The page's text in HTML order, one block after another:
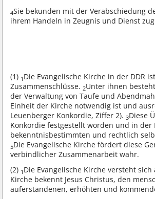
4Sie bekunden mit der Verabschiedung
ihrem Handeln in Zeugnis und Dienst
(1) 1 Die Evangelische Kirche in der DDR
Zusammenschlüsse. 2Unter ihnen
der Verwaltung von Taufe und
Einheit der Kirche notwendig ist und
Leuenberger Konkordie, Ziffer 2).3Diese
Konkordie festgestellt worden und in
bekenntnisbestimmten und rechtlich
5Die Evangelische Kirche fördert diese
verbindlicher Zusammenarbeit wahr.
(2) 1 Die Evangelische Kirche versteht
Kirche bekennt Jesus Christus, den
auferstandenen, erhöhten und